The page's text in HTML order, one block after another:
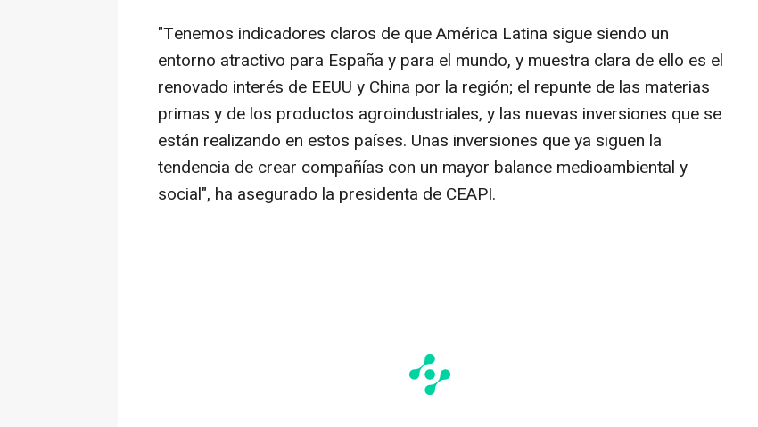
"Tenemos indicadores claros de que América Latina sigue siendo un
entorno atractivo para España y para el mundo, y muestra clara de ello es el
renovado interés de EEUU y China por la región; el repunte de las materias
primas y de los productos agroindustriales, y las nuevas inversiones que se
están realizando en estos países. Unas inversiones que ya siguen la
tendencia de crear compañías con un mayor balance medioambiental y
social", ha asegurado la presidenta de CEAPI.